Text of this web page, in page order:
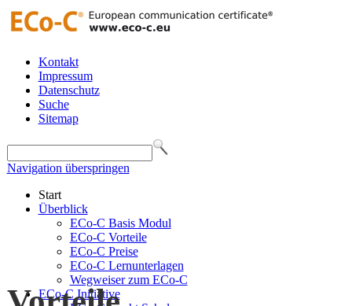
Kontakt
Impressum
Datenschutz
Suche
Sitemap
Navigation überspringen
Start
Überblick
ECo-C Basis Modul
ECo-C Vorteile
ECo-C Preise
ECo-C Lernunterlagen
Wegweiser zum ECo-C
ECo-C Initiative